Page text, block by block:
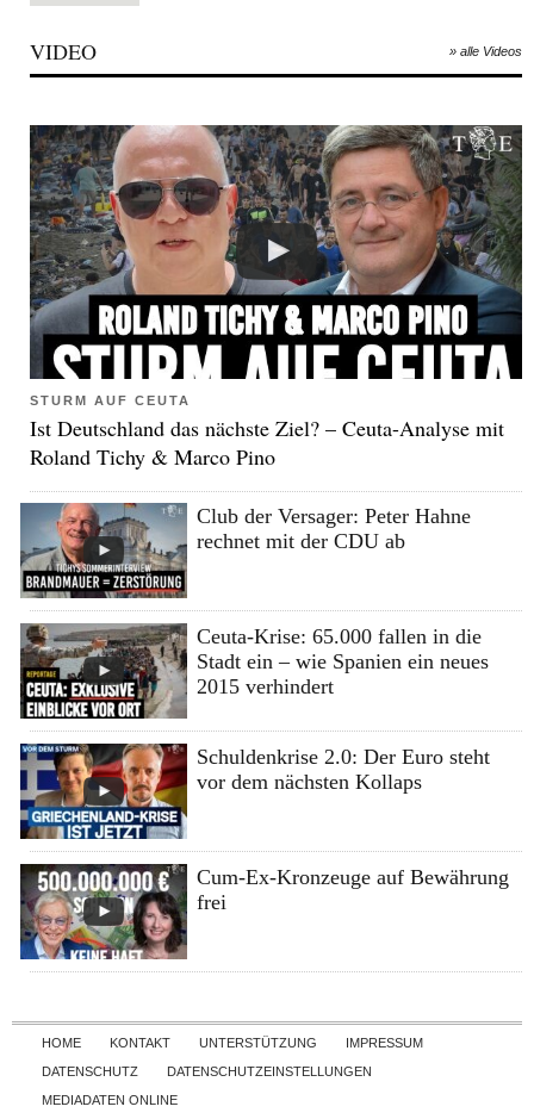
VIDEO » alle Videos
STURM AUF CEUTA
Ist Deutschland das nächste Ziel? – Ceuta-Analyse mit
Roland Tichy & Marco Pino
Club der Versager: Peter Hahne
rechnet mit der CDU ab
Ceuta-Krise: 65.000 fallen in die
Stadt ein – wie Spanien ein neues
2015 verhindert
Schuldenkrise 2.0: Der Euro steht
vor dem nächsten Kollaps
Cum-Ex-Kronzeuge auf Bewährung
frei
Skip to content
HOME KONTAKT UNTERSTÜTZUNG
IMPRESSUM
DATENSCHUTZ
DATENSCHUTZEINSTELLUNGEN
MEDIADATEN ONLINE